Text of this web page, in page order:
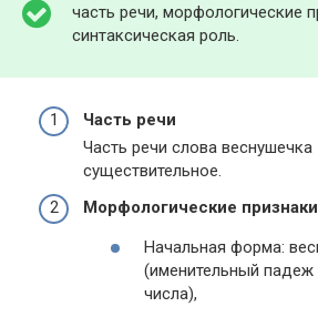
часть речи, морфологические
синтаксическая роль.
Часть речи
Часть речи слова
существительное.
Морфологические признаки
Начальная форма:
(именительный падеж
числа),